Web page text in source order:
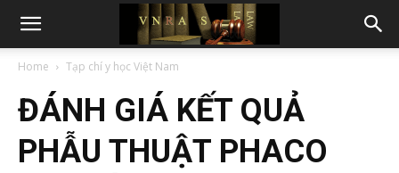
Home Tạp chí y học Việt Nam
ĐÁNH GIÁ KẾT QUẢ
PHẪU THUẬT PHACO